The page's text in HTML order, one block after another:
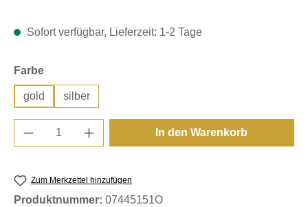
Sofort verfügbar, Lieferzeit: 1-2 Tage
Farbeauswählen
gold silber
Produkt Anzahl: Gib den gewünschten
In den Warenkorb
Zum Merkzettel hinzufügen
Produktnummer: 07445151O